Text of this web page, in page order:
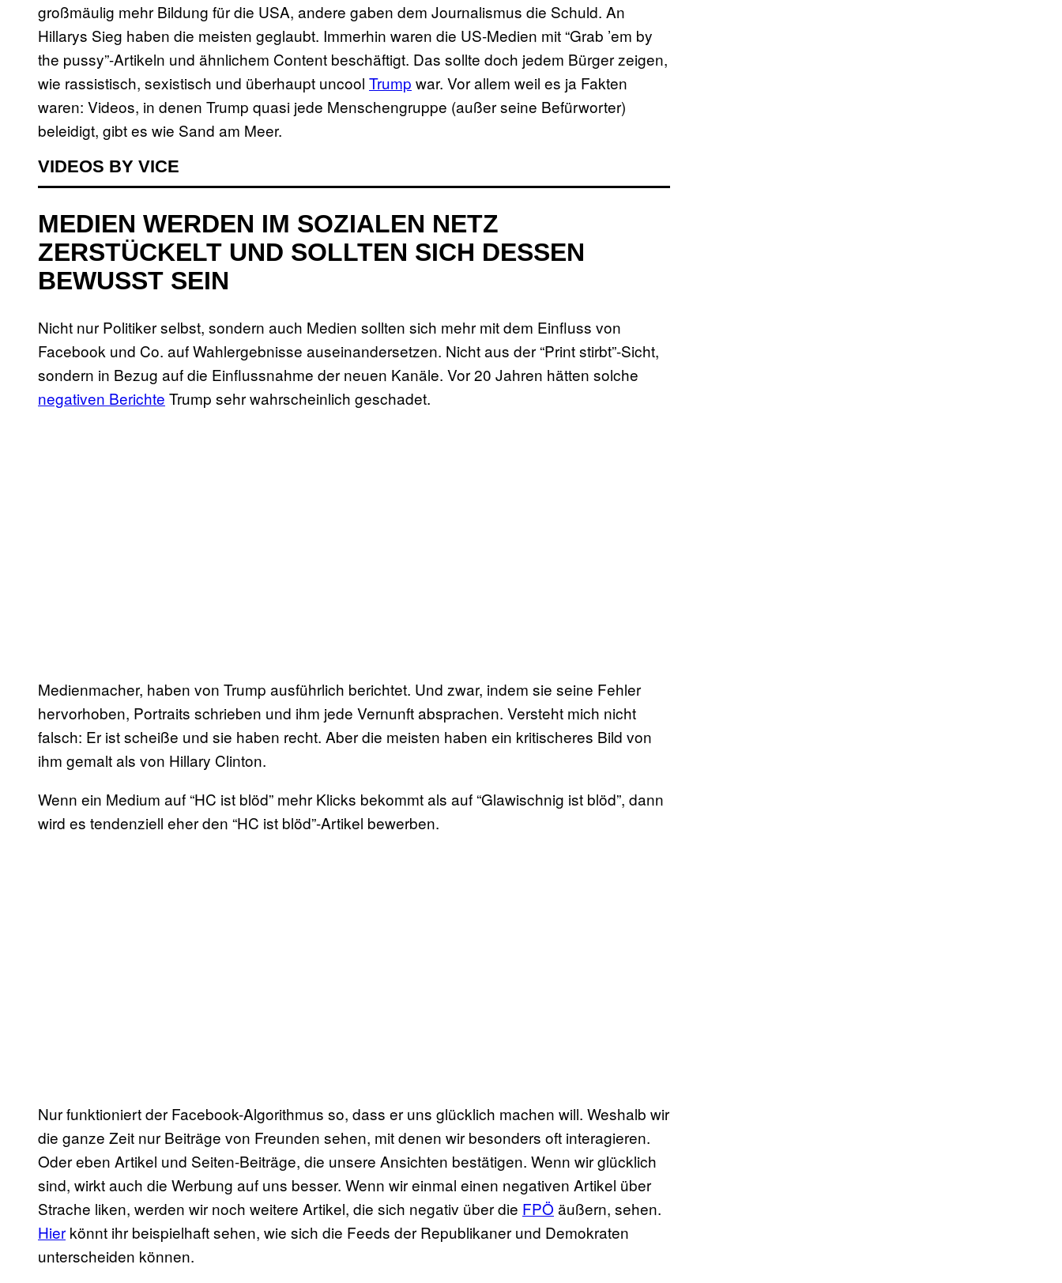
großmäulig mehr Bildung für die USA, andere gaben dem Journalismus die Schuld. An
Hillarys Sieg haben die meisten geglaubt. Immerhin waren die US-Medien mit “Grab ’em by
the pussy”-Artikeln und ähnlichem Content beschäftigt. Das sollte doch jedem Bürger zeigen,
wie rassistisch, sexistisch und überhaupt uncool Trump war. Vor allem weil es ja Fakten
waren: Videos, in denen Trump quasi jede Menschengruppe (außer seine Befürworter)
beleidigt, gibt es wie Sand am Meer.
VIDEOS BY VICE
MEDIEN WERDEN IM SOZIALEN NETZ
ZERSTÜCKELT UND SOLLTEN SICH DESSEN
BEWUSST SEIN
Nicht nur Politiker selbst, sondern auch Medien sollten sich mehr mit dem Einfluss von
Facebook und Co. auf Wahlergebnisse auseinandersetzen. Nicht aus der “Print stirbt”-Sicht,
sondern in Bezug auf die Einflussnahme der neuen Kanäle. Vor 20 Jahren hätten solche
negativen Berichte Trump sehr wahrscheinlich geschadet.
Medienmacher, haben von Trump ausführlich berichtet. Und zwar, indem sie seine Fehler
hervorhoben, Portraits schrieben und ihm jede Vernunft absprachen. Versteht mich nicht
falsch: Er ist scheiße und sie haben recht. Aber die meisten haben ein kritischeres Bild von
ihm gemalt als von Hillary Clinton.
Wenn ein Medium auf “HC ist blöd” mehr Klicks bekommt als auf “Glawischnig ist blöd”, dann
wird es tendenziell eher den “HC ist blöd”-Artikel bewerben.
Nur funktioniert der Facebook-Algorithmus so, dass er uns glücklich machen will. Weshalb wir
die ganze Zeit nur Beiträge von Freunden sehen, mit denen wir besonders oft interagieren.
Oder eben Artikel und Seiten-Beiträge, die unsere Ansichten bestätigen. Wenn wir glücklich
sind, wirkt auch die Werbung auf uns besser. Wenn wir einmal einen negativen Artikel über
Strache liken, werden wir noch weitere Artikel, die sich negativ über die FPÖ äußern, sehen.
Hier könnt ihr beispielhaft sehen, wie sich die Feeds der Republikaner und Demokraten
unterscheiden können.